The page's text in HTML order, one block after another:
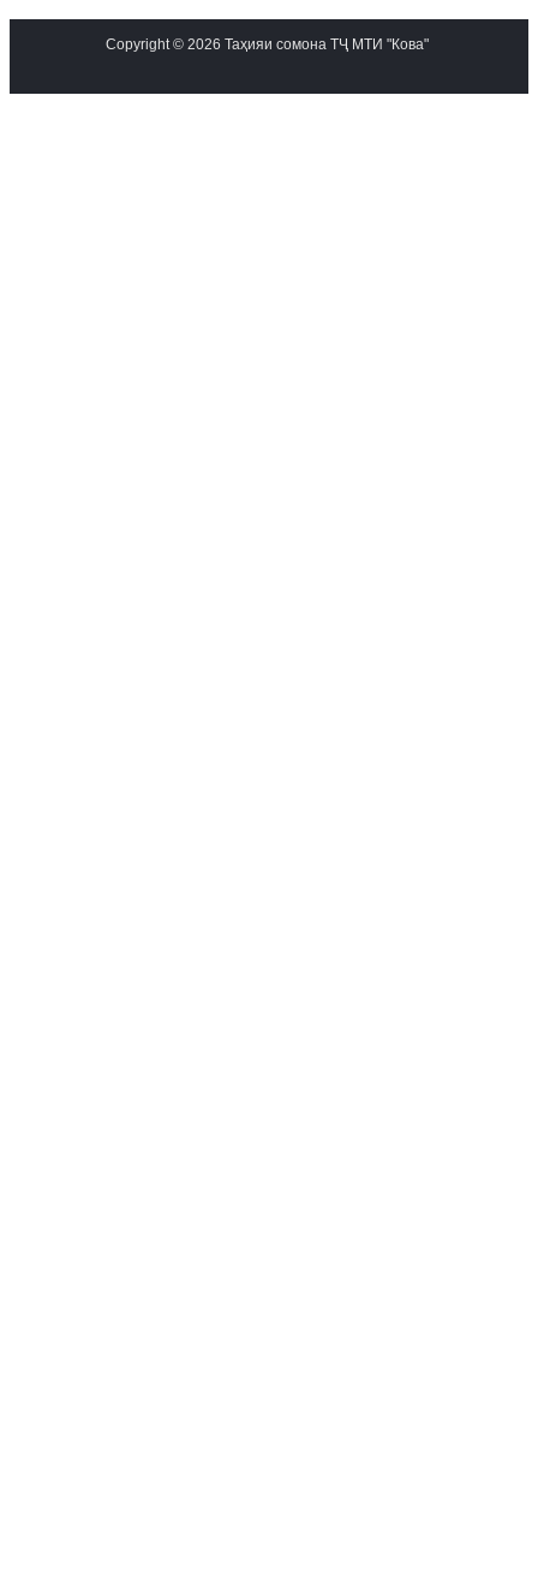
Copyright © 2026 Таҳияи сомона ТҶ МТИ "Кова"